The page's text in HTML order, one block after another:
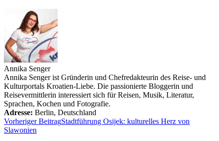
Annika Senger
Annika Senger ist Gründerin und Chefredakteurin des Reise- und
Kulturportals Kroatien-Liebe. Die passionierte Bloggerin und
Reisevermittlerin interessiert sich für Reisen, Musik, Literatur,
Sprachen, Kochen und Fotografie.
Adresse: Berlin, Deutschland
Vorheriger BeitragStadtführung Osijek: kulturelles Herz von
Slawonien